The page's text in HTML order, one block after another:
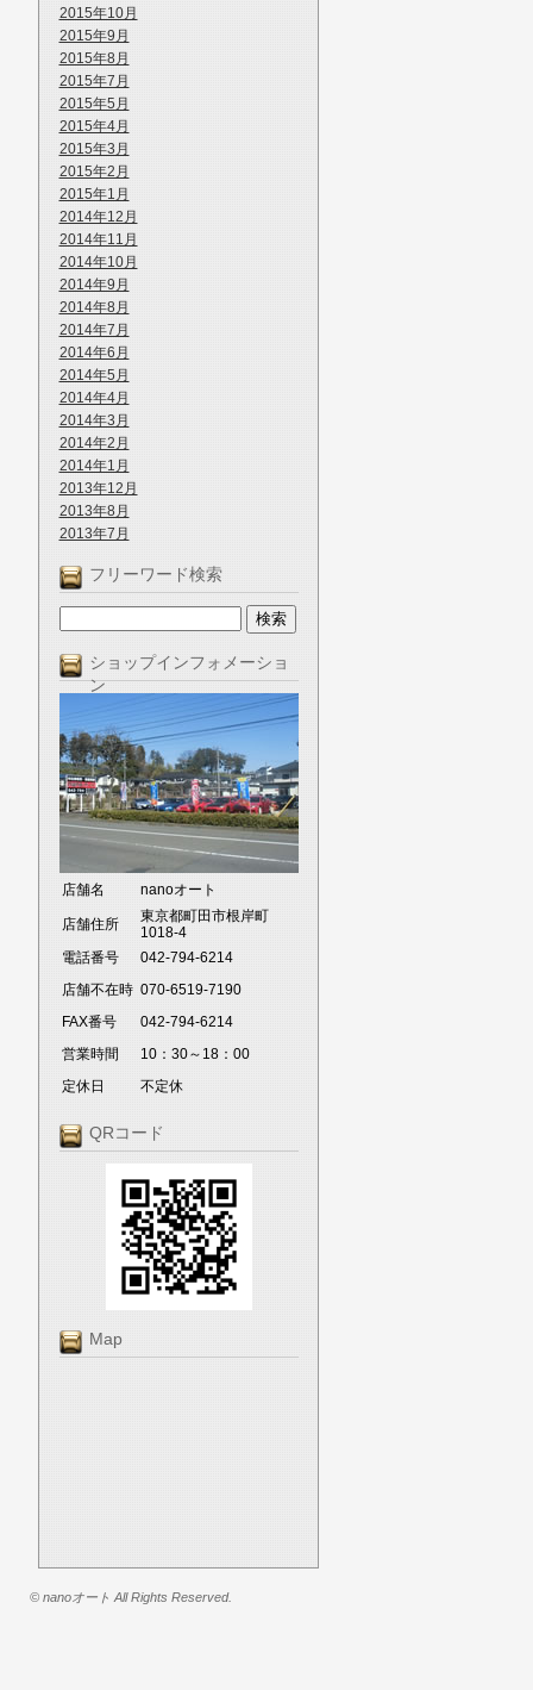
2015年10月
2015年9月
2015年8月
2015年7月
2015年5月
2015年4月
2015年3月
2015年2月
2015年1月
2014年12月
2014年11月
2014年10月
2014年9月
2014年8月
2014年7月
2014年6月
2014年5月
2014年4月
2014年3月
2014年2月
2014年1月
2013年12月
2013年8月
2013年7月
フリーワード検索
ショップインフォメーショ
ン
店舗名 nanoオート
店舗住所
東京都町田市根岸町
1018-4
電話番号
042-794-6214
店舗不在時 070-6519-7190
FAX番号
042-794-6214
営業時間
10：30～18：00
定休日
不定休
QRコード
Map
© nanoオート All Rights Reserved.